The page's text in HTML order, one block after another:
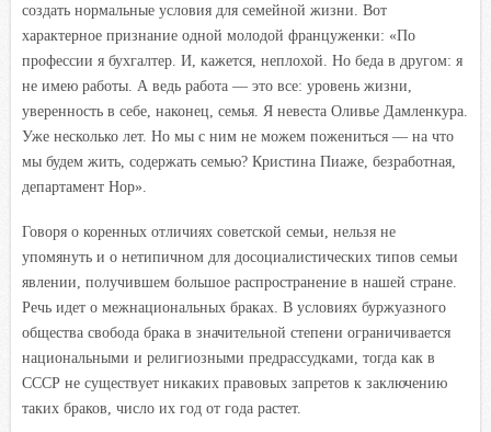
создать нормальные условия для семейной жизни. Вот
характерное признание одной молодой француженки: «По
профессии я бухгалтер. И, кажется, неплохой. Но беда в другом: я
не имею работы. А ведь работа — это все: уровень жизни,
уверенность в себе, наконец, семья. Я невеста Оливье Дамленкура.
Уже несколько лет. Но мы с ним не можем пожениться — на что
мы будем жить, содержать семью? Кристина Пиаже, безработная,
департамент Нор».
Говоря о коренных отличиях советской семьи, нельзя не
упомянуть и о нетипичном для досоциалистических типов семьи
явлении, получившем большое распространение в нашей стране.
Речь идет о межнациональных браках. В условиях буржуазного
общества свобода брака в значительной степени ограничивается
национальными и религиозными предрассудками, тогда как в
СССР не существует никаких правовых запретов к заключению
таких браков, число их год от года растет.